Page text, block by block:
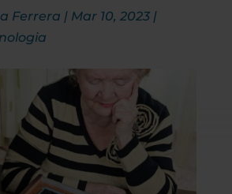
Ferrera | Mar 10, 2023|